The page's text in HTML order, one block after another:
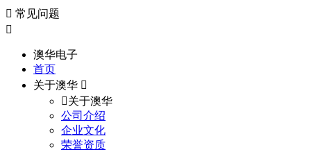
常见问题
澳华电子
首页
关于澳华
关于澳华
公司介绍
企业文化
荣誉资质